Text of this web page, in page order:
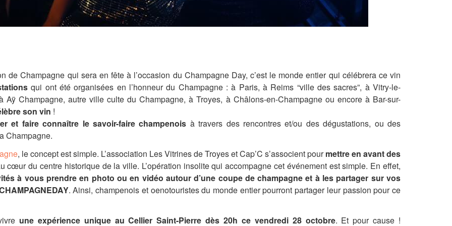
de Champagne qui sera en fête à l’occasion du Champagne Day, c’est le monde entier qui célébrera ce vin
qui ont été organisées en l’honneur du Champagne : à Paris, à Reims “ville des sacres”, à Vitry-le-
Aÿ Champagne, autre ville culte du Champagne, à Troyes, à Châlons-en-Champagne ou encore à Bar-sur-
son vin !
et faire connaître le savoir-faire champenois à travers des rencontres et/ou des dégustations, ou des
Champagne.
, le concept est simple. L’association Les Vitrines de Troyes et Cap’C s’associent pourmettre en avant des
cœur du centre historique de la ville. L’opération insolite qui accompagne cet événement est simple. En effet,
à vous prendre en photo ou en vidéo autour d’une coupe de champagne et à les partager sur vos
. Ainsi, champenois et oenotouristes du monde entier pourront partager leur passion pour ce
une expérience unique au Cellier Saint-Pierre dès 20h ce vendredi 28 octobre. Et pour cause !